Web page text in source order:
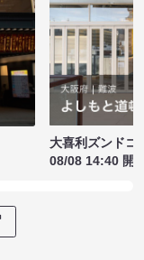
大喜利ズンドコ
08/08 14:40 開